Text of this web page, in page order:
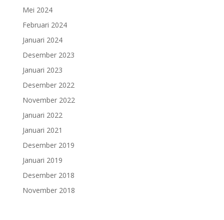
Mei 2024
Februari 2024
Januari 2024
Desember 2023
Januari 2023
Desember 2022
November 2022
Januari 2022
Januari 2021
Desember 2019
Januari 2019
Desember 2018
November 2018